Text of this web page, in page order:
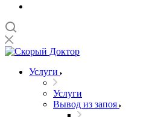
Услуги
Услуги
Вывод из запоя